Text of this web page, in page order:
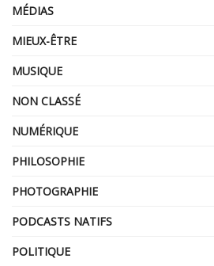
MÉDIAS
MIEUX-ÊTRE
MUSIQUE
NON CLASSÉ
NUMÉRIQUE
PHILOSOPHIE
PHOTOGRAPHIE
PODCASTS NATIFS
POLITIQUE